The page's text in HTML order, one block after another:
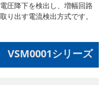
圧降下を検出し、増幅回路
り出す電流検出方式です。
VSM0001シリーズ